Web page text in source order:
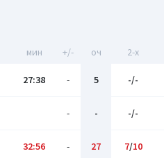
мин +/- оч 2-x
27:38 - 5 -/-
- - -/-
32:56 - 27 7/10